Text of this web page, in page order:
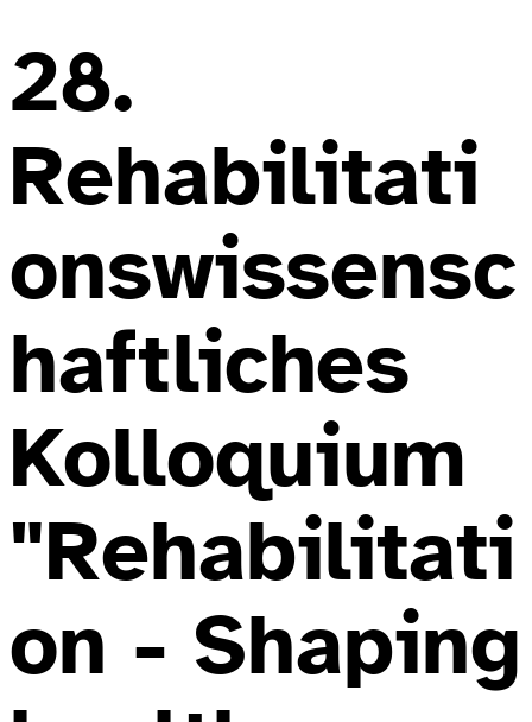
28.
Rehabilitati
onswissensc
haftliches
Kolloquium
"Rehabilitati
on - Shaping